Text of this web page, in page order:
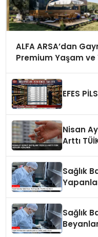
ALFA ARSA’dan
Premium Yaşam ve
EFES
Nisan
Arttı
Sağlık
Sağlık